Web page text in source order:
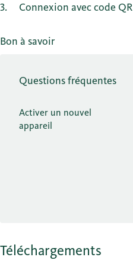
3
Connexion avec code QR
Bon à savoir
Questions fréquentes
Activer un nouvel
appareil
Téléchargements